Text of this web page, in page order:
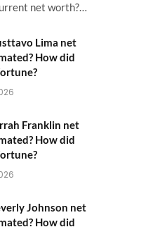
net worth?…
Lima net
How did
Franklin net
How did
Johnson net
How did